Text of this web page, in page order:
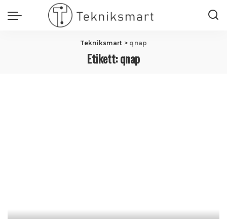
Tekniksmart > qnap
Etikett:qnap